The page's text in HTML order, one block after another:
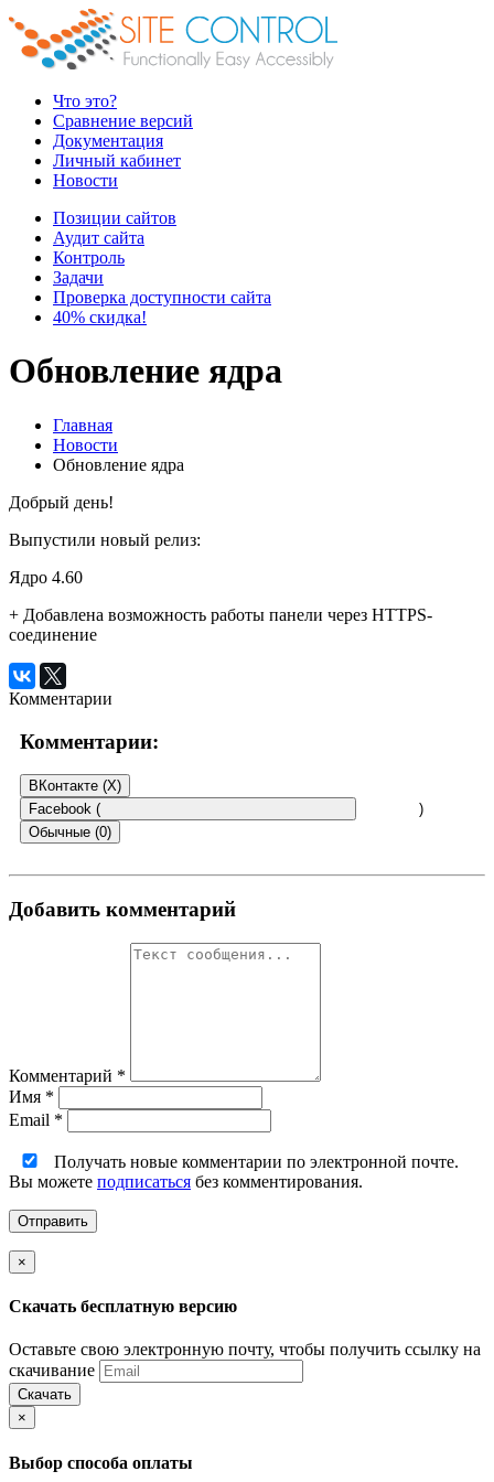
Что это?
Сравнение версий
Документация
Личный кабинет
Новости
Позиции сайтов
Аудит сайта
Контроль
Задачи
Проверка доступности сайта
40% скидка!
Обновление ядра
Главная
Новости
Обновление ядра
Добрый день!
Выпустили новый релиз:
Ядро 4.60
+ Добавлена возможность работы панели через HTTPS-
соединение
Комментарии
Комментарии:
ВКонтакте (X)
Facebook (
)
Обычные (0)
Добавить комментарий
Комментарий *
Имя *
Email *
Получать новые комментарии по электронной почте.
Вы можете подписаться без комментирования.
×
Скачать бесплатную версию
Оставьте свою электронную почту, чтобы получить ссылку на
скачивание
Скачать
×
Выбор способа оплаты